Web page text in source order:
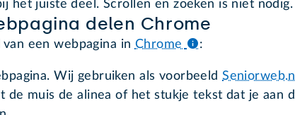
het juiste deel. Scrollen en zoeken is niet nodig.
delen Chrome
een webpagina in Chrome :
Wij gebruiken als voorbeeldSeniorweb.nl
de muis de alinea of het stukje tekst dat je aan